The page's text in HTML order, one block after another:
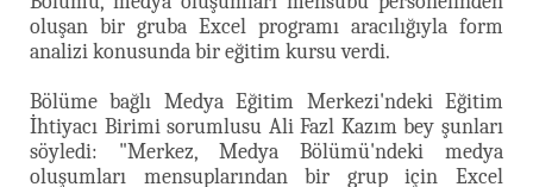
oluşan bir gruba Excel programı aracılığıyla form
analizi konusunda bir eğitim kursu verdi.
Bölüme bağlı Medya Eğitim Merkezi'ndeki Eğitim
İhtiyacı Birimi sorumlusu Ali Fazl Kazım bey şunları
söyledi: "Merkez, Medya Bölümü'ndeki medya
oluşumları mensuplarından bir grup için Excel